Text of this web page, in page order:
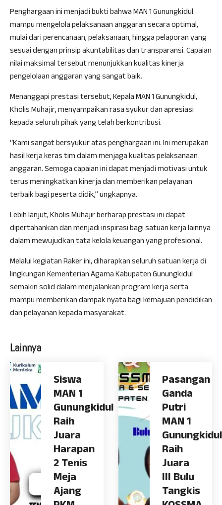
Penghargaan ini menjadi bukti bahwa MAN 1 Gunungkidul
mampu mengelola pelaksanaan anggaran secara optimal,
mulai dari perencanaan, pelaksanaan, hingga pelaporan yang
sesuai dengan prinsip akuntabilitas dan transparansi. Capaian
nilai maksimal tersebut menunjukkan kualitas kinerja
pengelolaan anggaran yang sangat baik.
Menanggapi prestasi tersebut, Kepala MAN 1 Gunungkidul,
Kholis Muhajir, menyampaikan rasa syukur dan apresiasi
kepada seluruh pihak yang telah berkontribusi.
“Kami sangat bersyukur atas penghargaan ini. Ini merupakan
hasil kerja keras tim dalam menjaga kualitas pelaksanaan
anggaran. Semoga capaian ini dapat menjadi motivasi untuk
terus meningkatkan kinerja dan memberikan pelayanan
terbaik bagi peserta didik,” ungkapnya.
Lebih lanjut, Kholis Muhajir berharap prestasi ini dapat
dipertahankan dan menjadi inspirasi bagi satuan kerja lainnya
dalam mewujudkan tata kelola keuangan yang profesional.
Melalui kegiatan Raker ini, diharapkan seluruh satuan kerja di
lingkungan Kementerian Agama Kabupaten Gunungkidul
semakin solid dalam menjalankan program kerja serta
mampu memberikan dampak nyata bagi kemajuan pendidikan
dan pelayanan kepada masyarakat.
Lainnya
Siswa
MAN 1
Gunungkidul
Raih
Juara
Harapan
2 Tenis
Meja
Ajang
Pasangan
Ganda
Putri
MAN 1
Gunungkidul
Raih
Juara
III Bulu
Tangkis